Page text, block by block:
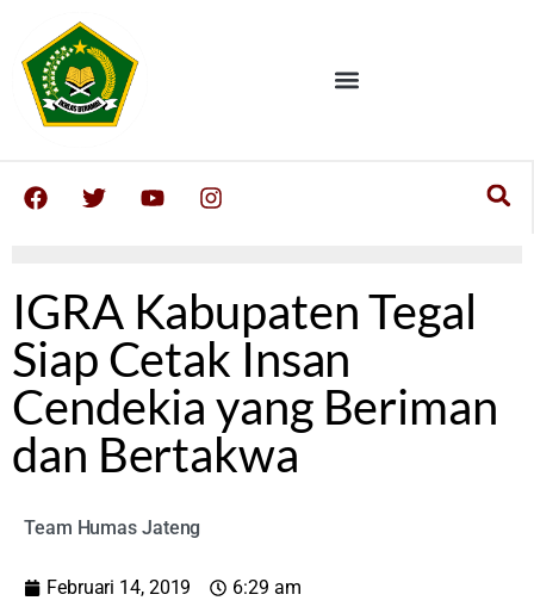
IGRA Kabupaten Tegal
Siap Cetak Insan
Cendekia yang Beriman
dan Bertakwa
Team Humas Jateng
Februari 14, 2019 6:29 am